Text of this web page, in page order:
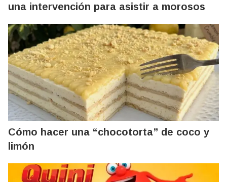
una intervención para asistir a morosos
Cómo hacer una “chocotorta” de coco y
limón